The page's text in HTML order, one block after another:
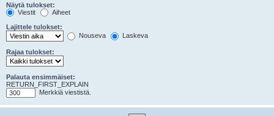
Näytä tulokset:
Viestit
Aiheet
Lajittele tulokset:
Nouseva
Laskeva
Rajaa tulokset:
Palauta ensimmäiset:
RETURN_FIRST_EXPLAIN
Merkkiä viestistä.